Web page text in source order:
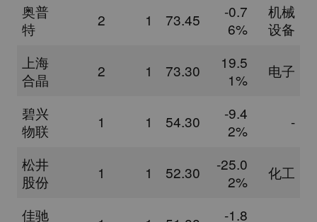
奥普
特
2 1 73.45
-0.7
6%
机械
设备
上海
合晶
2 1 73.30
19.5
1%
电子
碧兴
物联
1 1 54.30
-9.4
2%
-
松井
股份
1 1 52.30
-25.0
2%
化工
佳驰
-1.8